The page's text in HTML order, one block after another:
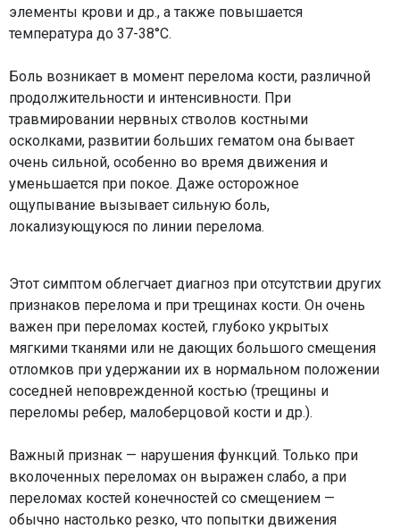
элементы крови и др., а также повышается
температура до 37-38°С.
Боль возникает в момент перелома кости, различной
продолжительности и интенсивности. При
травмировании нервных стволов костными
осколками, развитии больших гематом она бывает
очень сильной, особенно во время движения и
уменьшается при покое. Даже осторожное
ощупывание вызывает сильную боль,
локализующуюся по линии перелома.
Этот симптом облегчает диагноз при отсутствии других
признаков перелома и при трещинах кости. Он очень
важен при переломах костей, глубоко укрытых
мягкими тканями или не дающих большого смещения
отломков при удержании их в нормальном положении
соседней неповрежденной костью (трещины и
переломы ребер, малоберцовой кости и др.).
Важный признак — нарушения функций. Только при
вколоченных переломах он выражен слабо, а при
переломах костей конечностей со смещением —
обычно настолько резко, что попытки движения